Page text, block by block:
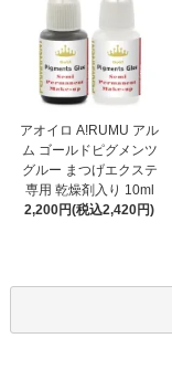
アオイロ A!RUMU アル
ム ゴールドピグメンツ
グルー まつげエクステ
専用 乾燥剤入り 10ml
2,200円(税込2,420円)